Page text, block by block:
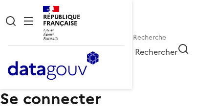
RÉPUBLIQUE
FRANÇAISE
Rechercher
Se connecter